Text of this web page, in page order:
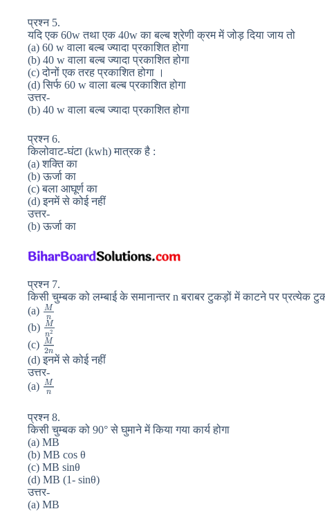
प्रश्न 5.
यदि एक 60w तथा एक 40w का बल्ब श्रेणी क्रम में जोड़ दिया जाय तो
(a) 60 w वाला बल्ब ज्यादा प्रकाशित होगा
(b) 40 w वाला बल्ब ज्यादा प्रकाशित होगा
(c) दोनों एक तरह प्रकाशित होगा ।
(d) सिर्फ 60 w वाला बल्ब प्रकाशित होगा
उत्तर-
(b) 40 w वाला बल्ब ज्यादा प्रकाशित होगा
प्रश्न 6.
किलोवाट-घंटा (kwh) मात्रक है :
(a) शक्ति का
(b) ऊर्जा का
(c) बला आघूर्ण का
(d) इनमें से कोई नहीं
उत्तर-
(b) ऊर्जा का
प्रश्न 7.
किसी चुम्बक को लम्बाई के समानान्तर n बराबर टुकड़ों में काटने पर प्रत्येक
(a) M
n
(b) M
n2
(c) M
2n
(d) इनमें से कोई नहीं
उत्तर-
(a) M
n
प्रश्न 8.
किसी चुम्बक को 90° से घुमाने में किया गया कार्य होगा
(a) MB
(b) MB cos θ
(c) MB sinθ
(d) MB (1- sinθ)
उत्तर-
(a) MB